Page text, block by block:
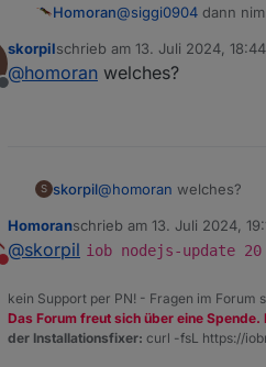
Homoran@siggi0904 dann
Offline
skorpilschrieb am 13. Juli 2024, 18:44
zuletzt editiert von
@homoran welches?
S skorpil@homoran welches?
Nicht stören
Homoranschrieb am 13. Juli 2024,
zuletzt editiert von
@skorpil iob nodejs-update 20
kein Support per PN! - Fragen im Forum
Das Forum freut sich über eine
der Installationsfixer: curl -fsL https://